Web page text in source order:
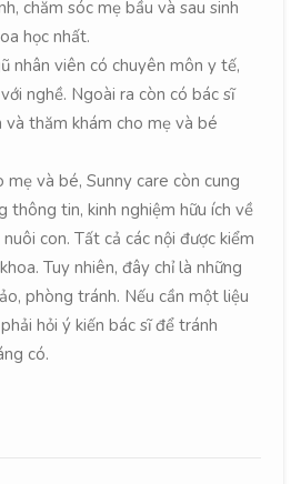
chăm sóc mẹ bầu và sau sinh
học nhất.
nhân viên có chuyên môn y tế,
nghề. Ngoài ra còn có bác sĩ
thăm khám cho mẹ và bé
mẹ và bé, Sunny care còn cung
thông tin, kinh nghiệm hữu ích về
con. Tất cả các nội được kiểm
Tuy nhiên, đây chỉ là những
phòng tránh. Nếu cần một liệu
hỏi ý kiến bác sĩ để tránh
có.